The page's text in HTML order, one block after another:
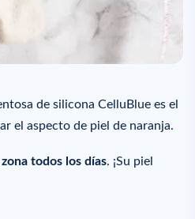
de silicona CelluBlue es el
el aspecto de piel de naranja.
todos los días. ¡Su piel